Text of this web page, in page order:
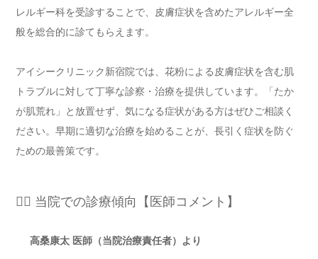
レルギー科を受診することで、皮膚症状を含めたアレルギー全
般を総合的に診てもらえます。
アイシークリニック新宿院では、花粉による皮膚症状を含む肌
トラブルに対して丁寧な診察・治療を提供しています。「たか
が肌荒れ」と放置せず、気になる症状がある方はぜひご相談く
ださい。早期に適切な治療を始めることが、長引く症状を防ぐ
ための最善策です。
👨‍⚕️ 当院での診療傾向【医師コメント】
高桑康太 医師（当院治療責任者）より